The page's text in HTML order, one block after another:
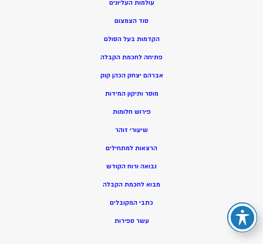
עולמות העליונים
סוד הצמצום
הקדמות בעל הסולם
פתיחה לחכמת הקבלה
אברהם יצחק הכהן קוק
מוסר ותיקון המידות
פירוש חלומות
שיעורי זוהר
הרצאות למתחילים
נבואה ורוח הקודש
מבוא לחכמת הקבלה
כתבי המקובלים
עשר ספירות